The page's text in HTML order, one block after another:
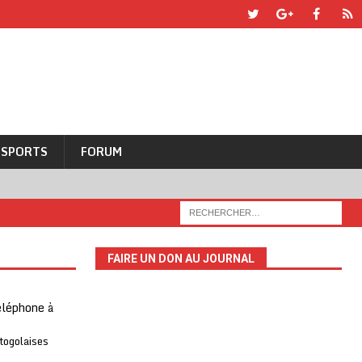
SPORTS FORUM
à
FAIRE UN DON AU JOURNAL